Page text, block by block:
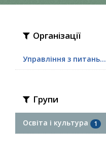
Організації
Управління з питань...
Групи
Освіта і культура 1